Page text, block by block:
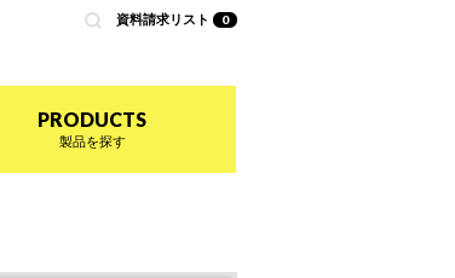
資料請求リスト 0
PRODUCTS
製品を探す